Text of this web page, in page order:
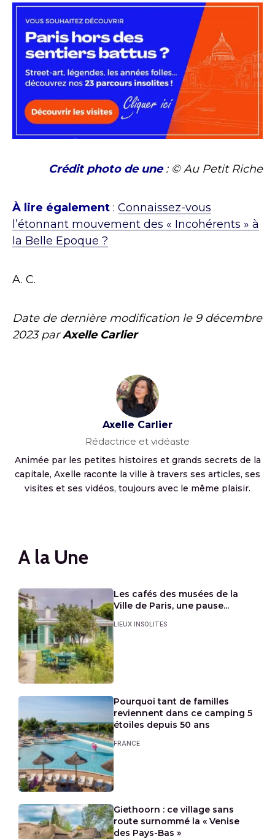
Crédit photo de une: © Au Petit Riche
À lire également : Connaissez-vous
l’étonnant mouvement des « Incohérents » à
la Belle Epoque ?
A. C.
Date de dernière modification le 9 décembre
2023parAxelle Carlier
Axelle Carlier
Rédactrice et vidéaste
Animée par les petites histoires et grands secrets de la
capitale, Axelle raconte la ville à travers ses articles, ses
visites et ses vidéos, toujours avec le même plaisir.
A la Une
Les cafés des musées de la
Ville de Paris, une pause...
LIEUX INSOLITES
Pourquoi tant de familles
reviennent dans ce camping 5
étoiles depuis 50 ans
FRANCE
Giethoorn : ce village sans
route surnommé la « Venise
des Pays-Bas »